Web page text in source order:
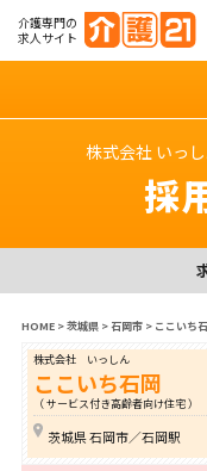
介護専門の
求人サイト
株式会社 いっ
採
HOME>茨城県>石岡市> ここいち
株式会社 いっしん
ここいち石岡
（ サービス付き高齢者向け住宅 ）
茨城県 石岡市／石岡駅